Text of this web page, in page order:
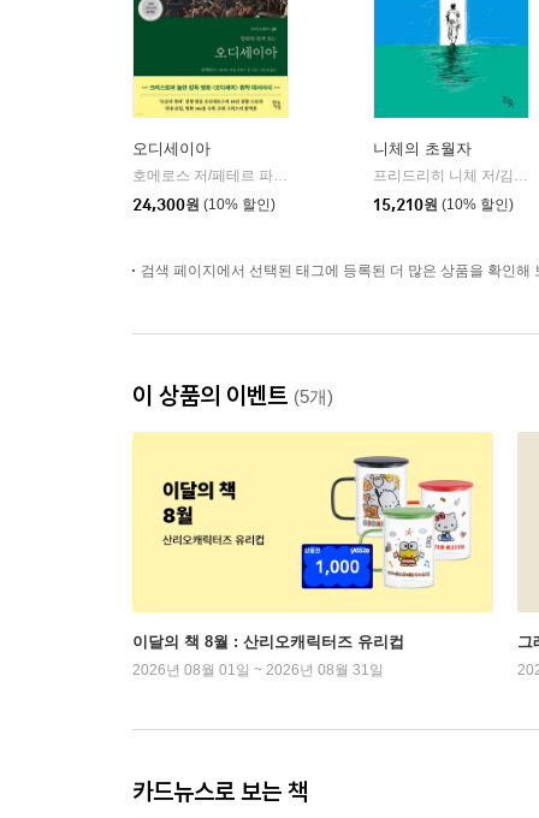
오디세이아
호메로스 저/페테르 파울 루벤스 그림/박문재 역 |
현대지성
24,300원 (10% 할인)
니체의 초월자
프리드리히 니체 저/김철 편역
15,210원 (10% 할인)
검색 페이지에서 선택된 태그에 등록된 더 많은 상품을 확인해
이 상품의 이벤트 (5개)
이달의 책 8월 : 산리오캐릭터즈 유리컵
2026년 08월 01일 ~ 2026년 08월 31일
그
카드뉴스로 보는 책